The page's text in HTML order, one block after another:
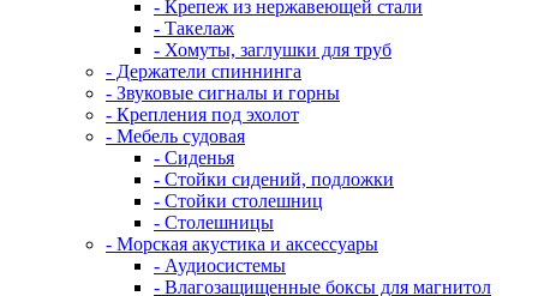
- Крепеж из нержавеющей стали
- Такелаж
- Хомуты, заглушки для труб
- Держатели спиннинга
- Звуковые сигналы и горны
- Крепления под эхолот
- Мебель судовая
- Сиденья
- Стойки сидений, подложки
- Стойки столешниц
- Столешницы
- Морская акустика и аксессуары
- Аудиосистемы
- Влагозащищенные боксы для магнитол